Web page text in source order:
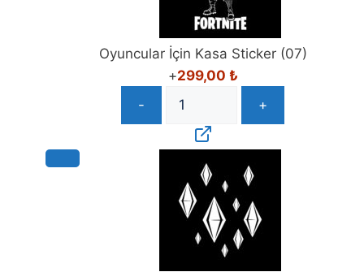
Oyuncular İçin Kasa Sticker (07)
+299,00 ₺
-
+